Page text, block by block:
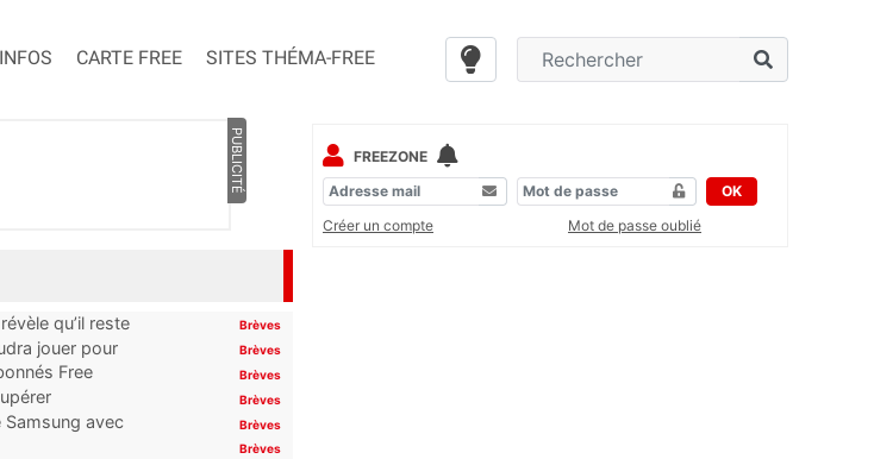
CARTE FREE SITES THÉMA-FREE
PUBLICITÉ
qu’il reste
Brèves
jouer pour
Brèves
Free
Brèves
Brèves
avec
Brèves
Brèves
FREEZONE
OK
Créer un compte
Mot de passe oublié